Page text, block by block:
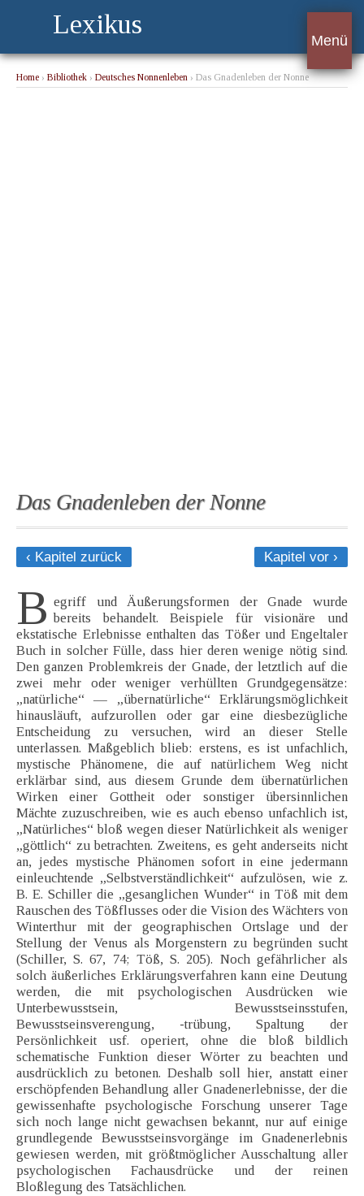
Lexikus
Menü
Home › Bibliothek › Deutsches Nonnenleben › Das Gnadenleben der Nonne
Das Gnadenleben der Nonne
‹ Kapitel zurück Kapitel vor ›
B egriff und Äußerungsformen der Gnade wurde
bereits behandelt. Beispiele für visionäre und
ekstatische Erlebnisse enthalten das Tößer und Engeltaler
Buch in solcher Fülle, dass hier deren wenige nötig sind.
Den ganzen Problemkreis der Gnade, der letztlich auf die
zwei mehr oder weniger verhüllten Grundgegensätze:
„natürliche“ — „übernatürliche“ Erklärungsmöglichkeit
hinausläuft, aufzurollen oder gar eine diesbezügliche
Entscheidung zu versuchen, wird an dieser Stelle
unterlassen. Maßgeblich blieb: erstens, es ist unfachlich,
mystische Phänomene, die auf natürlichem Weg nicht
erklärbar sind, aus diesem Grunde dem übernatürlichen
Wirken einer Gottheit oder sonstiger übersinnlichen
Mächte zuzuschreiben, wie es auch ebenso unfachlich ist,
„Natürliches“ bloß wegen dieser Natürlichkeit als weniger
„göttlich“ zu betrachten. Zweitens, es geht anderseits nicht
an, jedes mystische Phänomen sofort in eine jedermann
einleuchtende „Selbstverständlichkeit“ aufzulösen, wie z.
B. E. Schiller die „gesanglichen Wunder“ in Töß mit dem
Rauschen des Tößflusses oder die Vision des Wächters von
Winterthur mit der geographischen Ortslage und der
Stellung der Venus als Morgenstern zu begründen sucht
(Schiller, S. 67, 74; Töß, S. 205). Noch gefährlicher als
solch äußerliches Erklärungsverfahren kann eine Deutung
werden, die mit psychologischen Ausdrücken wie
Unterbewusstsein, Bewusstseinsstufen,
Bewusstseinsverengung, -trübung, Spaltung der
Persönlichkeit usf. operiert, ohne die bloß bildlich
schematische Funktion dieser Wörter zu beachten und
ausdrücklich zu betonen. Deshalb soll hier, anstatt einer
erschöpfenden Behandlung aller Gnadenerlebnisse, der die
gewissenhafte psychologische Forschung unserer Tage
sich noch lange nicht gewachsen bekannt, nur auf einige
grundlegende Bewusstseinsvorgänge im Gnadenerlebnis
gewiesen werden, mit größtmöglicher Ausschaltung aller
psychologischen Fachausdrücke und der reinen
Bloßlegung des Tatsächlichen.